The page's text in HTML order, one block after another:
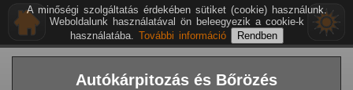
Autókárpitozás és Bőrözés
A minőségi szolgáltatás érdekében sütiket (cookie) használunk.
Weboldalunk használatával ön beleegyezik a cookie-k
használatába. További információ